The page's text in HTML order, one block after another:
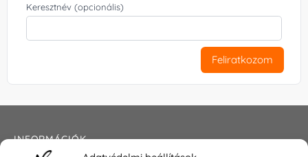
Keresztnév (opcionális)
Feliratkozom
INFORMÁCIÓK